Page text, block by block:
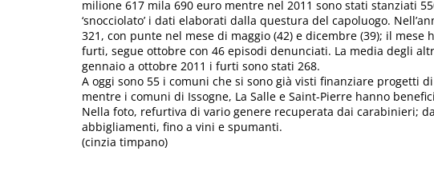
milione 617 mila 690 euro mentre nel 2011 sono stati stanziati
‘snocciolato’ i dati elaborati dalla questura del capoluogo.
321, con punte nel mese di maggio (42) e dicembre (39); il
furti, segue ottobre con 46 episodi denunciati. La media degli
gennaio a ottobre 2011 i furti sono stati 268.
A oggi sono 55 i comuni che si sono già visti finanziare progetti
mentre i comuni di Issogne, La Salle e Saint-Pierre hanno
Nella foto, refurtiva di vario genere recuperata dai carabinieri;
abbigliamenti, fino a vini e spumanti.
(cinzia timpano)